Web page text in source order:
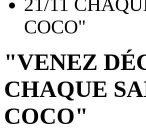
COCO"
"VENEZ
CHAQUE
COCO"